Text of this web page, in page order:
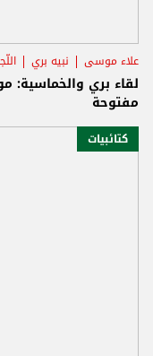
علاء موسى نبيه بري
لقاء بري والخماسية:
مفتوحة
كتائبيات